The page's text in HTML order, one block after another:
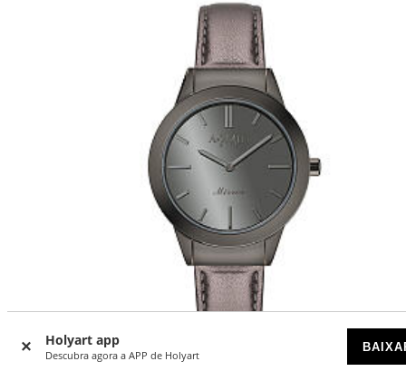
Holyart app
Descubra agora a APP de Holyart